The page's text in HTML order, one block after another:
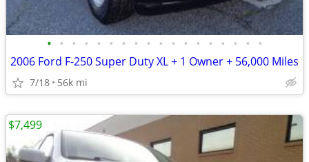
• • • • • • • • • • • • • • • • • •
2006 Ford F-250 Super Duty XL + 1 Owner + 56,000 Miles
7/18 56k mi
$7,499